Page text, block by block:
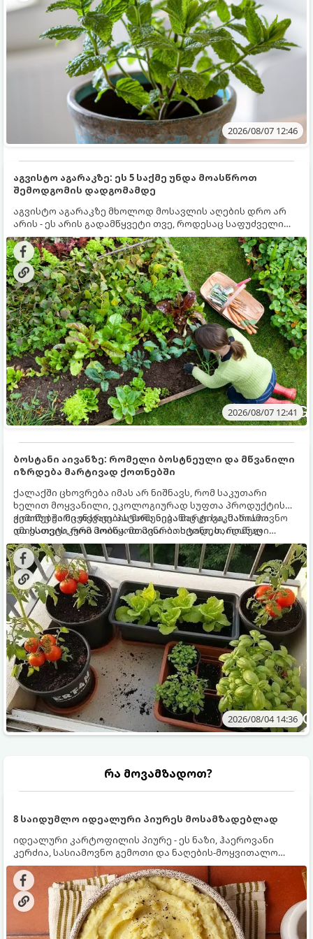
2026/08/07 12:46
აგვისტო აგარაკზე: ეს 5 საქმე უნდა მოასწროთ
შემოდგომის დადგომამდე
აგვისტო აგარაკზე მხოლოდ მოსავლის აღების დრო არ
არის - ეს არის გადამწყვეტი თვე, როდესაც საფუძველი
ეყრება მომავალი წლის მოსავალს და ბაღი მზადდება
შემოდგომა-ზამთრის სეზონისთვის. იმისათვის, რომ
ნიადაგმა ენერგია აღიდგინოს, ხოლო მცენარეებმა
ზამთარს გაუძლონ, აგვისტოს ბოლომდე 5
მნიშვნელოვანი საქმის გაკეთება უნდა მოასწროთ:
2026/08/07 12:41
ბოსტანი აივანზე: რომელი ბოსტნეული და მწვანილი
იზრდება მარტივად ქოთნებში
ქალაქში ცხოვრება იმას არ ნიშნავს, რომ საკუთარი
ხელით მოყვანილი, ეკოლოგიურად სუფთა პროდუქტის
გემოზე უარი თქვათ. პატარა აივანიც კი საკმარისია
იმისათვის, რომ მოიწყოთ მინი-ბოსტანი, საიდანაც
ყოველდღიურად ახალ, არომატულ მწვანილსა და
ბოსტნეულს მოკრეფთ.
ქოთნებში მცენარეების მოშენება მარტივი, სასიამოვნო
და ესთეტიკური ჰობია. მთავარია იცოდეთ, რომელი
კულტურები ეგუებიან ქოთნის პირობებს ყველაზე კარგად
და როგორ მოუაროთ მათ სწორად.
2026/08/04 14:36
რა მოვამზადოთ?
8 საიდუმლო იდეალური პიურეს მოსამზადებლად
იდეალური კარტოფილის პიურე - ეს ნაზი, ჰაეროვანი
კერძია, სასიამოვნო გემოთი და ნაღების-მოყვითალო
ფერით. მისი მომზადება ძალიან მარტივია, მაგრამ
არსებობს რამდენიმე საიდუმლო, რომლებიც უნდა
იცოდეთ, რომ პიურე იდეალურად გემრიელი გამოვიდეს.